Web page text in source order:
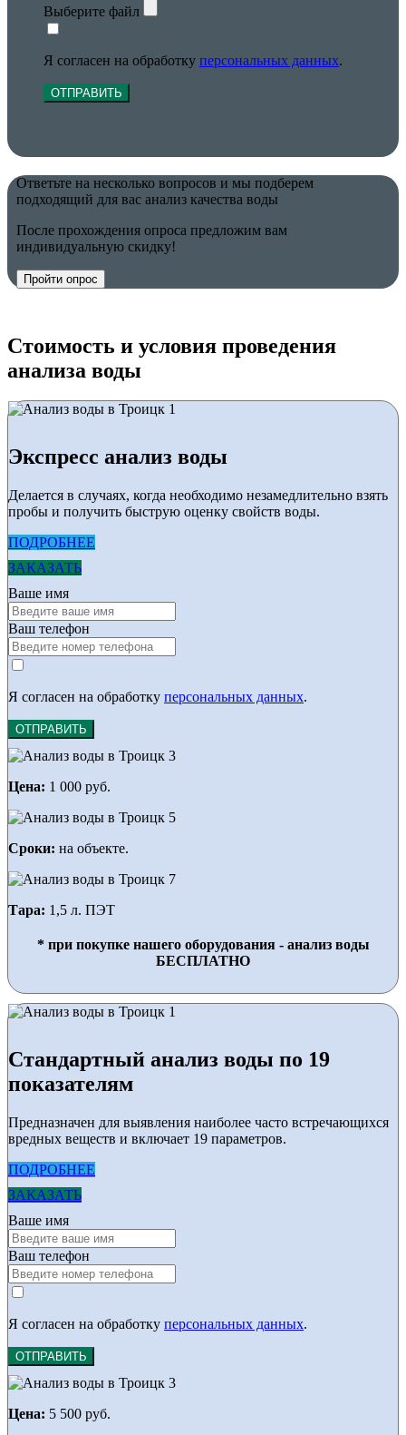
Выберите файл
Я согласен на обработку персональных данных.
ОТПРАВИТЬ
Ответьте на несколько вопросов и мы подберем
подходящий для вас анализ качества воды
После прохождения опроса предложим вам
индивидуальную скидку!
Пройти опрос
Стоимость и условия проведения
анализа воды
Экспресс анализ воды
Делается в случаях, когда необходимо незамедлительно взять
пробы и получить быструю оценку свойств воды.
ПОДРОБНЕЕ
ЗАКАЗАТЬ
Ваше имя
Ваш телефон
Я согласен на обработку персональных данных.
ОТПРАВИТЬ
Цена: 1 000 руб.
Сроки: на объекте.
Тара: 1,5 л. ПЭТ
* при покупке нашего оборудования - анализ воды
БЕСПЛАТНО
Стандартный анализ воды по 19
показателям
Предназначен для выявления наиболее часто встречающихся
вредных веществ и включает 19 параметров.
ПОДРОБНЕЕ
ЗАКАЗАТЬ
Ваше имя
Ваш телефон
Я согласен на обработку персональных данных.
ОТПРАВИТЬ
Цена: 5 500 руб.